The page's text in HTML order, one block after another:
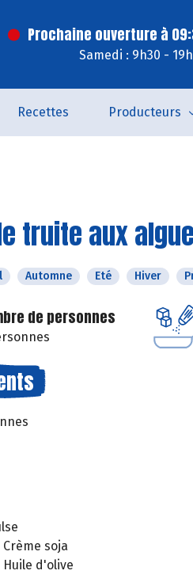
Prochaine ouverture à
Samedi : 9h30 -
Recettes Producteurs
truite aux
Automne Eté Hiver
de personnes
Crème soja
Huile d'olive